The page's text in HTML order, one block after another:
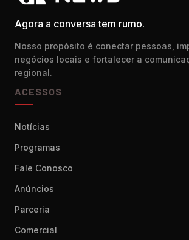
Agora a conversa tem rumo.
Nosso propósito é conectar pessoas,
negócios locais e fortalecer a
regional.
ACESSOS
Notícias
Programas
Fale Conosco
Anúncios
Parceria
Comercial